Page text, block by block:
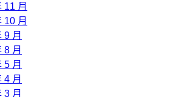
11 月
10 月
9 月
8 月
5 月
4 月
3 月